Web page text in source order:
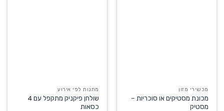
מכשירי מזון
מכונת מסטיקים או סוכריות –
מסטיק
מתנות לפי אירוע
שולחן פיקניק מתקפל עם 4
כסאות